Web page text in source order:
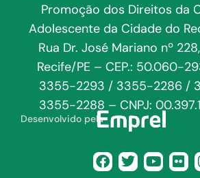
Promoção dos Direitos da
Adolescente da Cidade do
Rua Dr. José Mariano nº
Recife/PE – CEP.: 50.060-
3355-2293 / 3355-2286 /
3355-2288 – CNPJ:
Desenvolvido pela